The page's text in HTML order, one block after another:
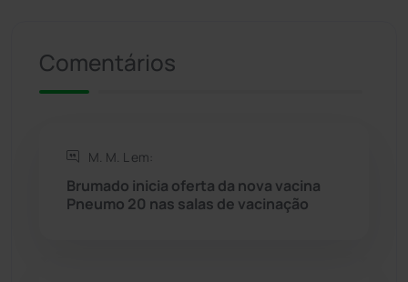
Rio de Contas
Rio do Antônio
Rio do Pires
Comentários
M. M. L em:
Brumado inicia oferta da nova vacina
Pneumo 20 nas salas de vacinação